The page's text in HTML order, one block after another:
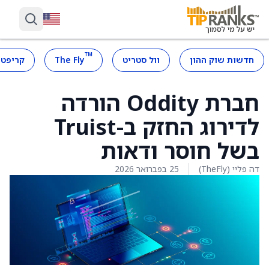
חדשות שוק ההון וול סטריט ™
The Fly
חברת Oddity הורדה
לדירוג החזק ב-Truist
בשל חוסר ודאות
דה פליי (TheFly) 25 בפברואר 2026